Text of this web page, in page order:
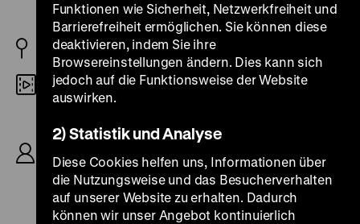
D/D (West) 1944/1949
35mm
nach einem Roman von Felicitas von Reznicek, K:
Franz Koch, D: Ferdinand Marian, Elsa Wagner,
Dagny Servaes, Mady Rahl, Rudolf Fernau, Oskar
Sima, Alice Treff, 92‘
Funktionen wie Sicherheit, Netzwerkfreiheit und
Barrierefreiheit ermöglichen. Sie können diese
deaktivieren, indem Sie ihre
Browsereinstellungen ändern. Dies kann sich
jedoch auf die Funktionsweise der Website
auswirken.
2) Statistik und Analyse
Diese Cookies helfen uns, Informationen über
die Nutzungsweise und das Besucherverhalten
auf unserer Website zu erhalten. Dadurch
können wir unser Angebot kontinuierlich